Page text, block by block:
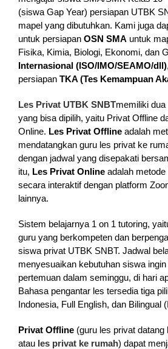
(siswa Gap Year) persiapan UTBK
mapel yang dibutuhkan. Kami juga
untuk persiapan OSN SMA untuk
Fisika, Kimia, Biologi, Ekonomi, dan
Internasional (ISO/IMO/SEAMO/dll)
persiapanTKA (Tes Kemampuan
Les Privat UTBK SNBTmemiliki dua
yang bisa dipilih, yaitu Privat Offline
Online. Les Privat Offlineadalah
mendatangkan guru les privat ke
dengan jadwal yang disepakati
itu, Les Privat Onlineadalah metode
secara interaktif dengan platform
lainnya.
Sistem belajarnya 1 on 1 tutoring,
guru yang berkompeten dan
siswa privat UTBK SNBT. Jadwal
menyesuaikan kebutuhan siswa
pertemuan dalam seminggu, di hari
Bahasa pengantar les tersedia tiga
Indonesia, Full English, dan Bilingual
Privat Offline(guru les privat datang
ataules privat ke rumah) dapat